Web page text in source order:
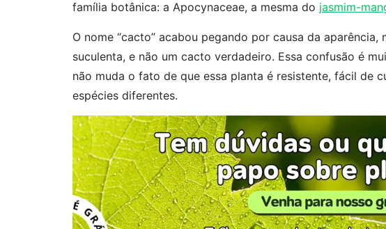
família botânica: a Apocynaceae, a mesma do jasmim-
O nome “cacto” acabou pegando por causa da
suculenta, e não um cacto verdadeiro. Essa confusão é
não muda o fato de que essa planta é resistente, fácil de
espécies diferentes.